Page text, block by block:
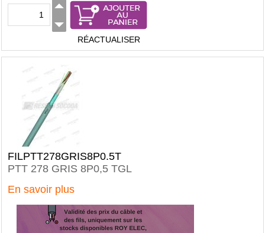
RÉACTUALISER
FILPTT278GRIS8P0.5T
PTT 278 GRIS 8P0,5 TGL
En savoir plus